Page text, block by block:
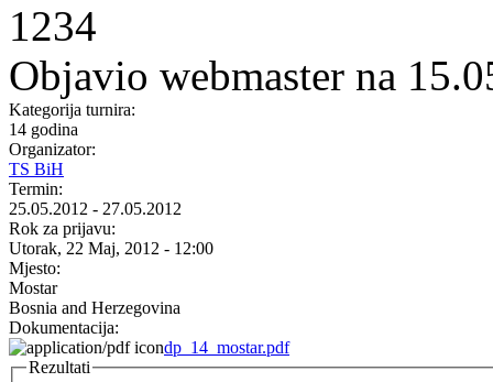
1234
Objavio webmaster na
Kategorija turnira:
14 godina
Organizator:
TS BiH
Termin:
25.05.2012 - 27.05.2012
Rok za prijavu:
Utorak, 22 Maj, 2012 - 12:00
Mjesto:
Mostar
Bosnia and Herzegovina
Dokumentacija:
dp_14_mostar.pdf
Rezultati